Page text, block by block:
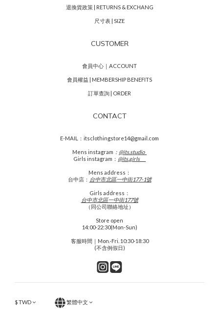
退換貨政策 | RETURNS & EXCHANG
尺寸表 | SIZE
CUSTOMER
會員中心｜ACCOUNT
會員權益 | MEMBERSHIP BENEFITS
訂單查詢 | ORDER
CONTACT
E-MAIL：itsclothingstore14@gmail.com
Mens instagram ： @its.studio_
Girls instagram： @its.girls___
Mens address：
台中店： 台中市北區一中街177-1號
Girls address：
台中市北區一中街177號
（同公司聯絡地址）
Store open
14:00-22:30(Mon-Sun)
客服時間｜Mon.-Fri. 10:30-18:30
(不含例假日)
$TWD 繁體中文